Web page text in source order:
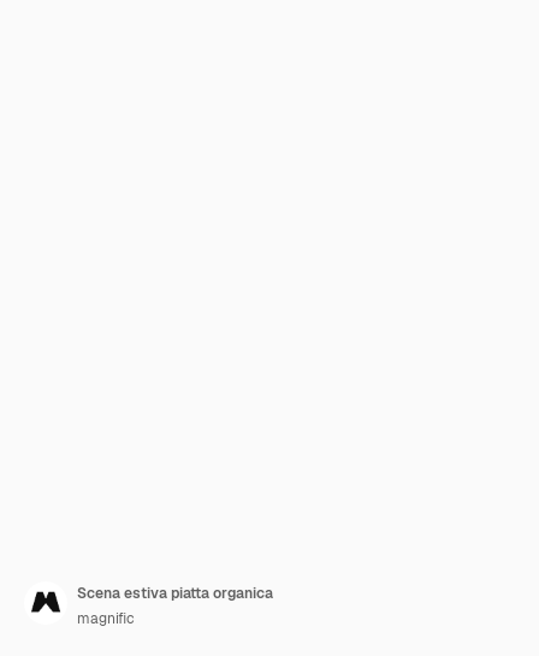
Scena estiva piatta organica
magnific